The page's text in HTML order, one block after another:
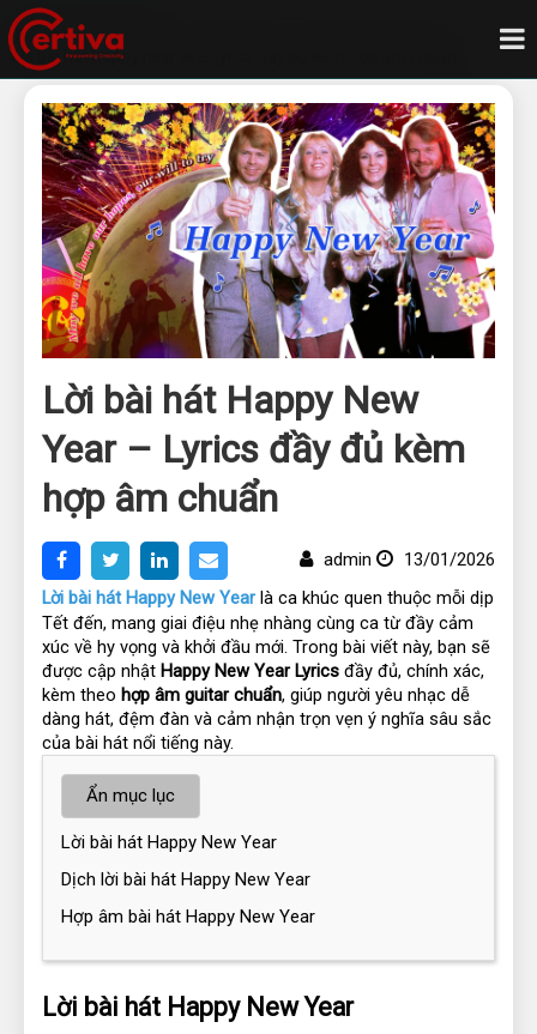
Trang chủ
Blog
Lời bài hát happy new year lyrics đầy đủ kèm hợp âm chuẩn
Lời bài hát Happy New
Year – Lyrics đầy đủ kèm
hợp âm chuẩn
admin
13/01/2026
Lời bài hát Happy New Year là ca khúc quen thuộc mỗi dịp
Tết đến, mang giai điệu nhẹ nhàng cùng ca từ đầy cảm
xúc về hy vọng và khởi đầu mới. Trong bài viết này, bạn sẽ
được cập nhật Happy New Year Lyrics đầy đủ, chính xác,
kèm theo hợp âm guitar chuẩn, giúp người yêu nhạc dễ
dàng hát, đệm đàn và cảm nhận trọn vẹn ý nghĩa sâu sắc
của bài hát nổi tiếng này.
Ẩn mục lục
Lời bài hát Happy New Year
Dịch lời bài hát Happy New Year
Hợp âm bài hát Happy New Year
Lời bài hát Happy New Year